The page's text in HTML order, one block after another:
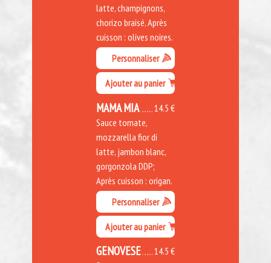
latte, champignons,
chorizo braisé, Après
cuisson : olives noires.
Personnaliser
Ajouter au panier
14.5 €
MAMA MIA
Sauce tomate,
mozzarella fior di
latte, jambon blanc,
gorgonzola DDP;
Après cuisson : origan.
Personnaliser
Ajouter au panier
14.5 €
GENOVESE